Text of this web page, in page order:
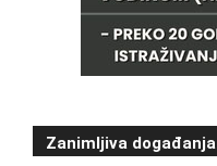
Zanimljiva događanja